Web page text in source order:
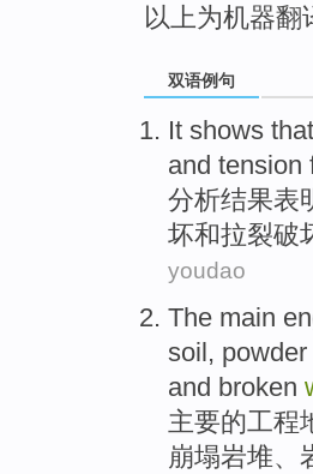
以上为机器
双语例句
It shows that
and tension
分析结果表
坏和拉裂破
youdao
The main
soil, powder
and broken
主要的工程
崩塌岩堆、